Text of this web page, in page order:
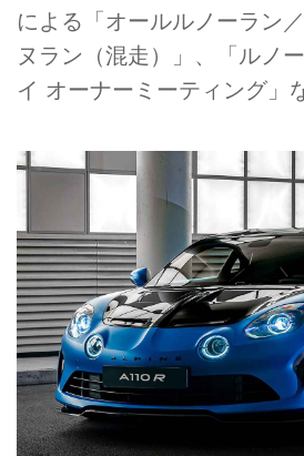
による「オールルノーラン
ヌラン（混走）」、「ルノ
イ オーナーミーティング」